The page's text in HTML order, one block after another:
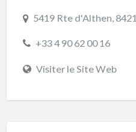
5419 Rte d'Althen,
+33 4 90 62 00 16
Visiter le Site Web